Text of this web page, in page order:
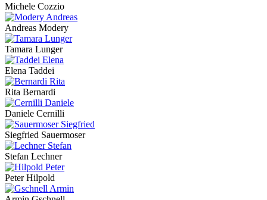
Michele Cozzio
Andreas Modery
Tamara Lunger
Elena Taddei
Rita Bernardi
Daniele Cernilli
Siegfried Sauermoser
Stefan Lechner
Peter Hilpold